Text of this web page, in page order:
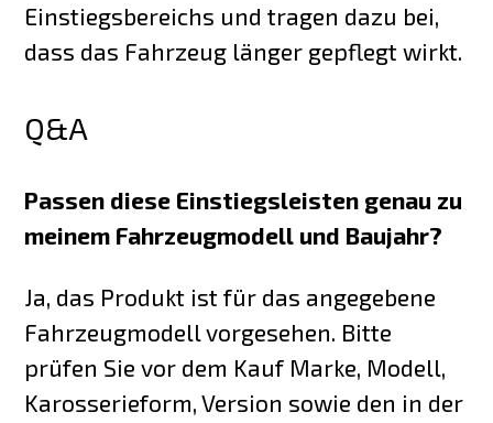
Einstiegsbereichs und tragen dazu bei,
dass das Fahrzeug länger gepflegt wirkt.
Q&A
Passen diese Einstiegsleisten genau zu
meinem Fahrzeugmodell und Baujahr?
Ja, das Produkt ist für das angegebene
Fahrzeugmodell vorgesehen. Bitte
prüfen Sie vor dem Kauf Marke, Modell,
Karosserieform, Version sowie den in der